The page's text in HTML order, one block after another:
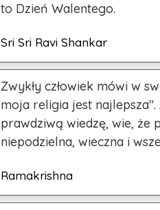
to Dzień Walentego.
Sri Sri Ravi Shankar
Zwykły człowiek mówi w
moja religia jest
prawdziwą wiedzę, wie, że
niepodzielna, wieczna i
Ramakrishna